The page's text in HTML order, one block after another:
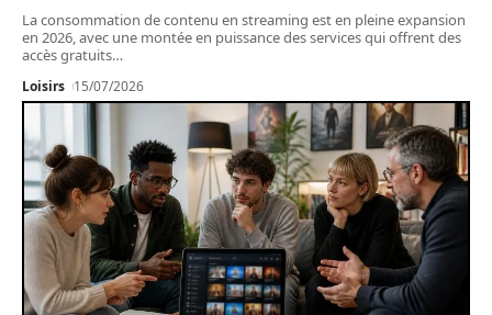
La consommation de contenu en streaming est en pleine expansion
en 2026, avec une montée en puissance des services qui offrent des
accès gratuits…
Loisirs 15/07/2026